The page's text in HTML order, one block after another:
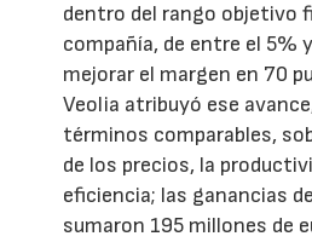
dentro del rango objetivo
compañía, de entre el 5%
mejorar el margen en 70
Veolia atribuyó ese
términos comparables,
de los precios, la
eficiencia; las ganancias
sumaron 195 millones de